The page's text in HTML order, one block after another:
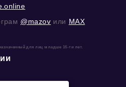
@mazov или MAX
для лиц младше 16-ти лет.